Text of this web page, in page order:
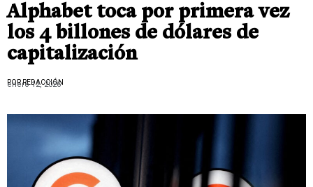
Alphabet toca por primera vez
los 4 billones de dólares de
capitalización
POR REDACCIÓN
enero 12, 2026